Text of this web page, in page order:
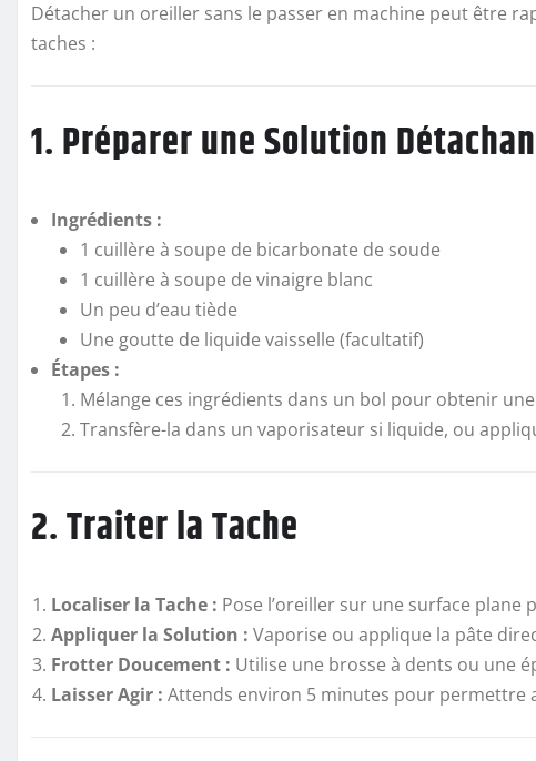
Détacher un oreiller sans le passer en machine peut être
taches :
1. Préparer une Solution
Ingrédients :
1 cuillère à soupe de bicarbonate de soude
1 cuillère à soupe de vinaigre blanc
Un peu d’eau tiède
Une goutte de liquide vaisselle (facultatif)
Étapes :
Mélange ces ingrédients dans un bol pour obtenir
Transfère-la dans un vaporisateur si liquide, ou
2. Traiter la Tache
Localiser la Tache : Pose l’oreiller sur une surface
Appliquer la Solution : Vaporise ou applique la pâte
Frotter Doucement : Utilise une brosse à dents ou une
Laisser Agir : Attends environ 5 minutes pour permettre